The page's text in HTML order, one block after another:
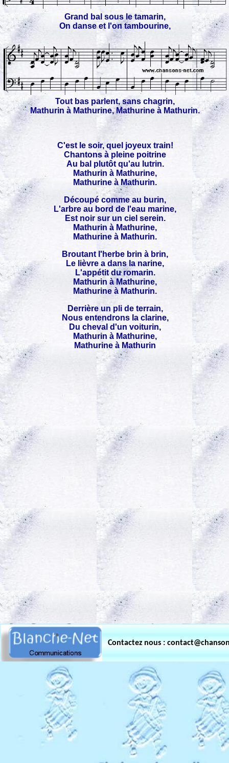
Grand bal sous le tamarin,
On danse et l'on tambourine,
Tout bas parlent, sans chagrin,
Mathurin à Mathurine, Mathurine à Mathurin.
C'est le soir, quel joyeux train!
Chantons à pleine poitrine
Au bal plutôt qu'au lutrin.
Mathurin à Mathurine,
Mathurine à Mathurin.
Découpé comme au burin,
L'arbre au bord de l'eau marine,
Est noir sur un ciel serein.
Mathurin à Mathurine,
Mathurine à Mathurin.
Broutant l'herbe brin à brin,
Le lièvre a dans la narine,
L'appétit du romarin.
Mathurin à Mathurine,
Mathurine à Mathurin.
Derrière un pli de terrain,
Nous entendrons la clarine,
Du cheval d'un voiturin,
Mathurin à Mathurine,
Mathurine à Mathurin
.
Contactez nous :